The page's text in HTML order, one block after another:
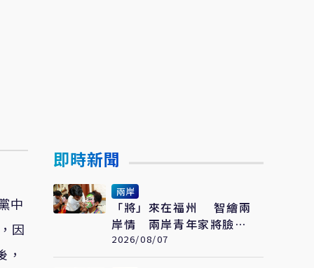
中
因
即時新聞
兩岸
「將」來在福州 智繪兩
岸情 兩岸青年家將臉譜
繪畫大賽在福州開幕
2026/08/07